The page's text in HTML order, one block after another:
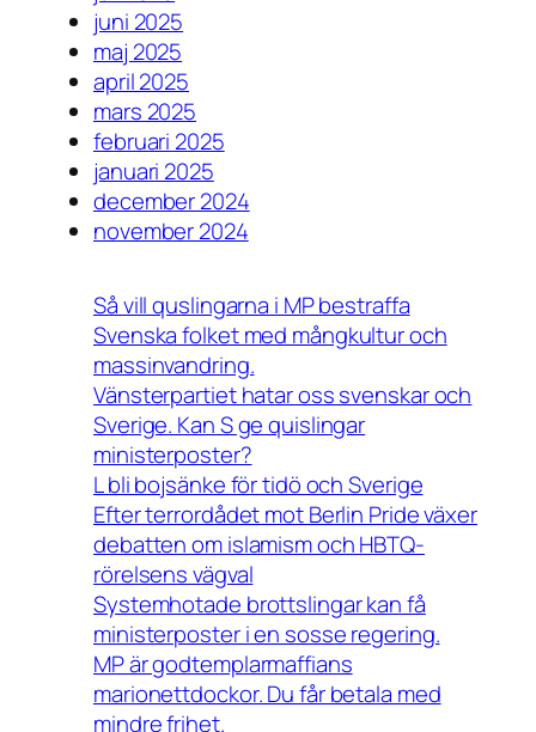
juni 2025
maj 2025
april 2025
mars 2025
februari 2025
januari 2025
december 2024
november 2024
Så vill quslingarna i MP bestraffa
Svenska folket med mångkultur och
massinvandring.
Vänsterpartiet hatar oss svenskar och
Sverige. Kan S ge quislingar
ministerposter?
L bli bojsänke för tidö och Sverige
Efter terrordådet mot Berlin Pride växer
debatten om islamism och HBTQ-
rörelsens vägval
Systemhotade brottslingar kan få
ministerposter i en sosse regering.
MP är godtemplarmaffians
marionettdockor. Du får betala med
mindre frihet.